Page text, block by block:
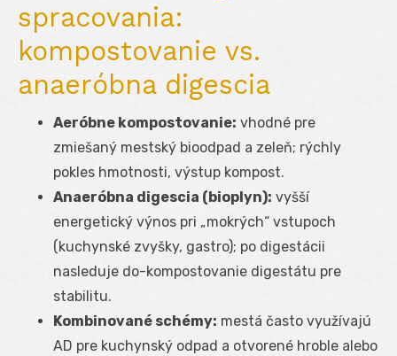
spracovania:
kompostovanie vs.
anaeróbna digescia
Aeróbne kompostovanie: vhodné pre
zmiešaný mestský bioodpad a zeleň; rýchly
pokles hmotnosti, výstup kompost.
Anaeróbna digescia (bioplyn): vyšší
energetický výnos pri „mokrých“ vstupoch
(kuchynské zvyšky, gastro); po digestácii
nasleduje do-kompostovanie digestátu pre
stabilitu.
Kombinované schémy: mestá často využívajú
AD pre kuchynský odpad a otvorené hroble alebo